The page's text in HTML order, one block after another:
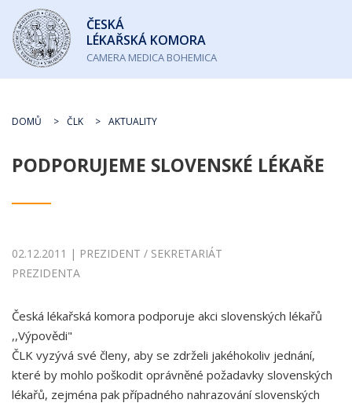
Česká
lékařská
komora
ČESKÁ
LÉKAŘSKÁ KOMORA
CAMERA MEDICA BOHEMICA
DOMŮ ČLK AKTUALITY
PODPORUJEME SLOVENSKÉ LÉKAŘE
02.12.2011 | PREZIDENT / SEKRETARIÁT
PREZIDENTA
Česká lékařská komora podporuje akci slovenských lékařů
,,Výpovědi"
ČLK vyzývá své členy, aby se zdrželi jakéhokoliv jednání,
které by mohlo poškodit oprávněné požadavky slovenských
lékařů, zejména pak případného nahrazování slovenských